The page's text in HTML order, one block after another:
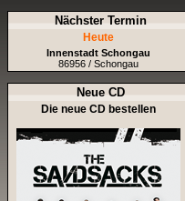
Nächster Termin
Heute
Innenstadt Schongau
86956 / Schongau
Neue CD
Die neue CD bestellen